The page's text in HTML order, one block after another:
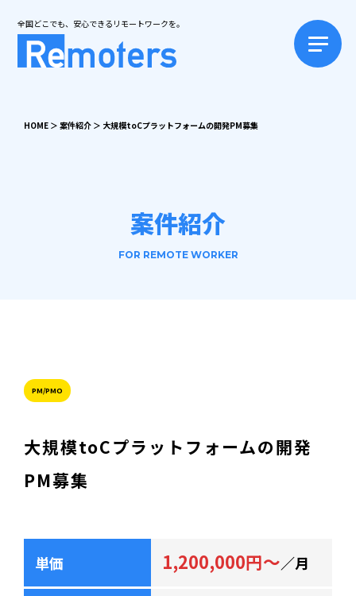
全国どこでも、安心できるリモートワークを。
HOME ＞ 案件紹介 ＞ 大規模toCプラットフォームの開発PM募集
案件紹介
FOR REMOTE WORKER
PM/PMO
大規模toCプラットフォームの開発
PM募集
単価 1,200,000円～／月